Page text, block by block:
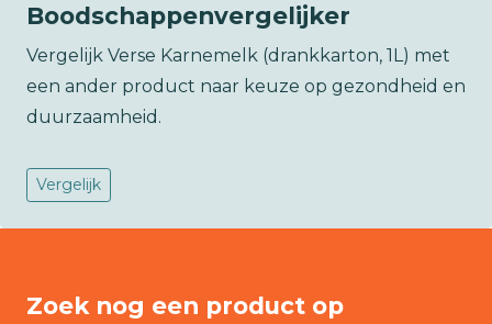
Boodschappenvergelijker
Vergelijk Verse Karnemelk (drankkarton, 1L) met
een ander product naar keuze op gezondheid en
duurzaamheid.
Vergelijk
Zoek nog een product op